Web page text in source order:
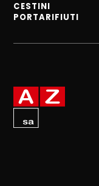
CESTINI
PORTARIFIUTI